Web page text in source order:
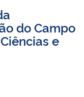
do Campo
e